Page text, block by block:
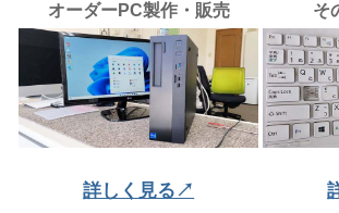
オーダーPC製作・販売
詳しく見る↗
そ